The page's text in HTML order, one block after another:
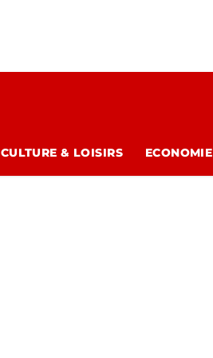
CULTURE & LOISIRS ECONOMIE